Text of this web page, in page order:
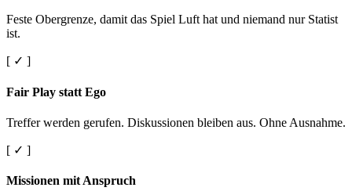
Feste Obergrenze, damit das Spiel Luft hat und niemand nur Statist
ist.
[ ✓ ]
Fair Play statt Ego
Treffer werden gerufen. Diskussionen bleiben aus. Ohne Ausnahme.
[ ✓ ]
Missionen mit Anspruch